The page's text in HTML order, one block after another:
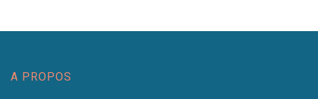
A PROPOS